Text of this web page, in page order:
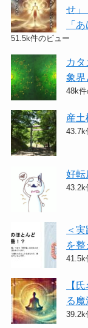
せ」
「
51.5k件のビュー
カ
象界
48k
産土
43.7k
好転
43.2k
＜
を整
41.5k
【
る
39.2k